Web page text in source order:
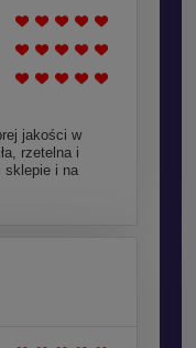
jakości w
rzetelna i
sklepie i na